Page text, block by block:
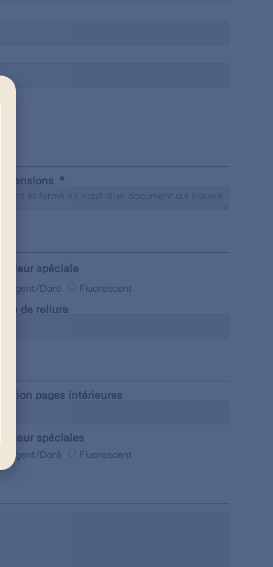
spéciale
Argent/Doré Fluorescent
de reliure
pages intérieures
spéciales
Argent/Doré Fluorescent